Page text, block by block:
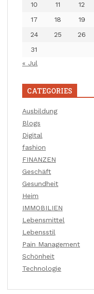
10
11 12
17
18 19
24
25 26
31
« Jul
CATEGORIES
Ausbildung
Blogs
Digital
fashion
FINANZEN
Geschäft
Gesundheit
Heim
IMMOBILIEN
Lebensmittel
Lebensstil
Pain Management
Schönheit
Technologie